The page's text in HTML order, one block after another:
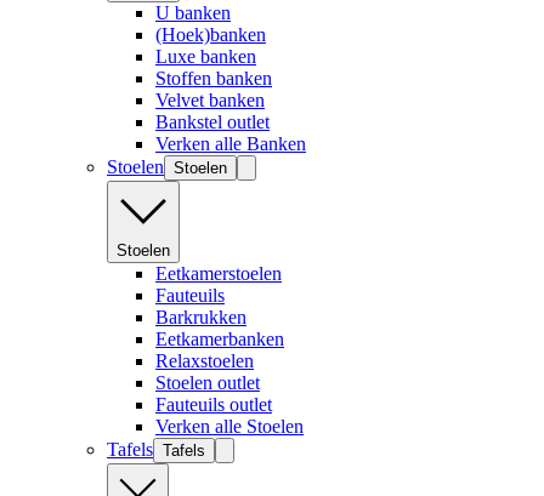
U banken
(Hoek)banken
Luxe banken
Stoffen banken
Velvet banken
Bankstel outlet
Verken alle Banken
Stoelen Stoelen
Stoelen
Eetkamerstoelen
Fauteuils
Barkrukken
Eetkamerbanken
Relaxstoelen
Stoelen outlet
Fauteuils outlet
Verken alle Stoelen
Tafels Tafels